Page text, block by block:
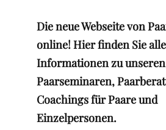
Die neue Webseite von
online! Hier finden Sie
Informationen zu unseren
Paarseminaren,
Coachings für Paare und
Einzelpersonen.